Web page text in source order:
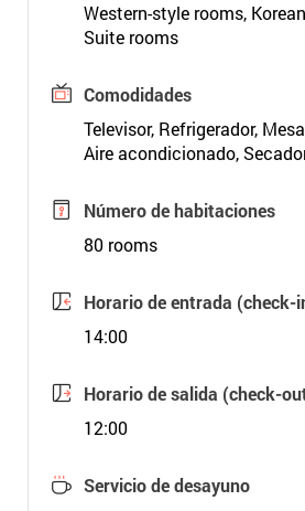
Western-style rooms,
Suite rooms
Comodidades
Televisor, Refrigerador,
Aire acondicionado,
Número de habitaciones
80 rooms
Horario de entrada (check-
14:00
Horario de salida (check-
12:00
Servicio de desayuno